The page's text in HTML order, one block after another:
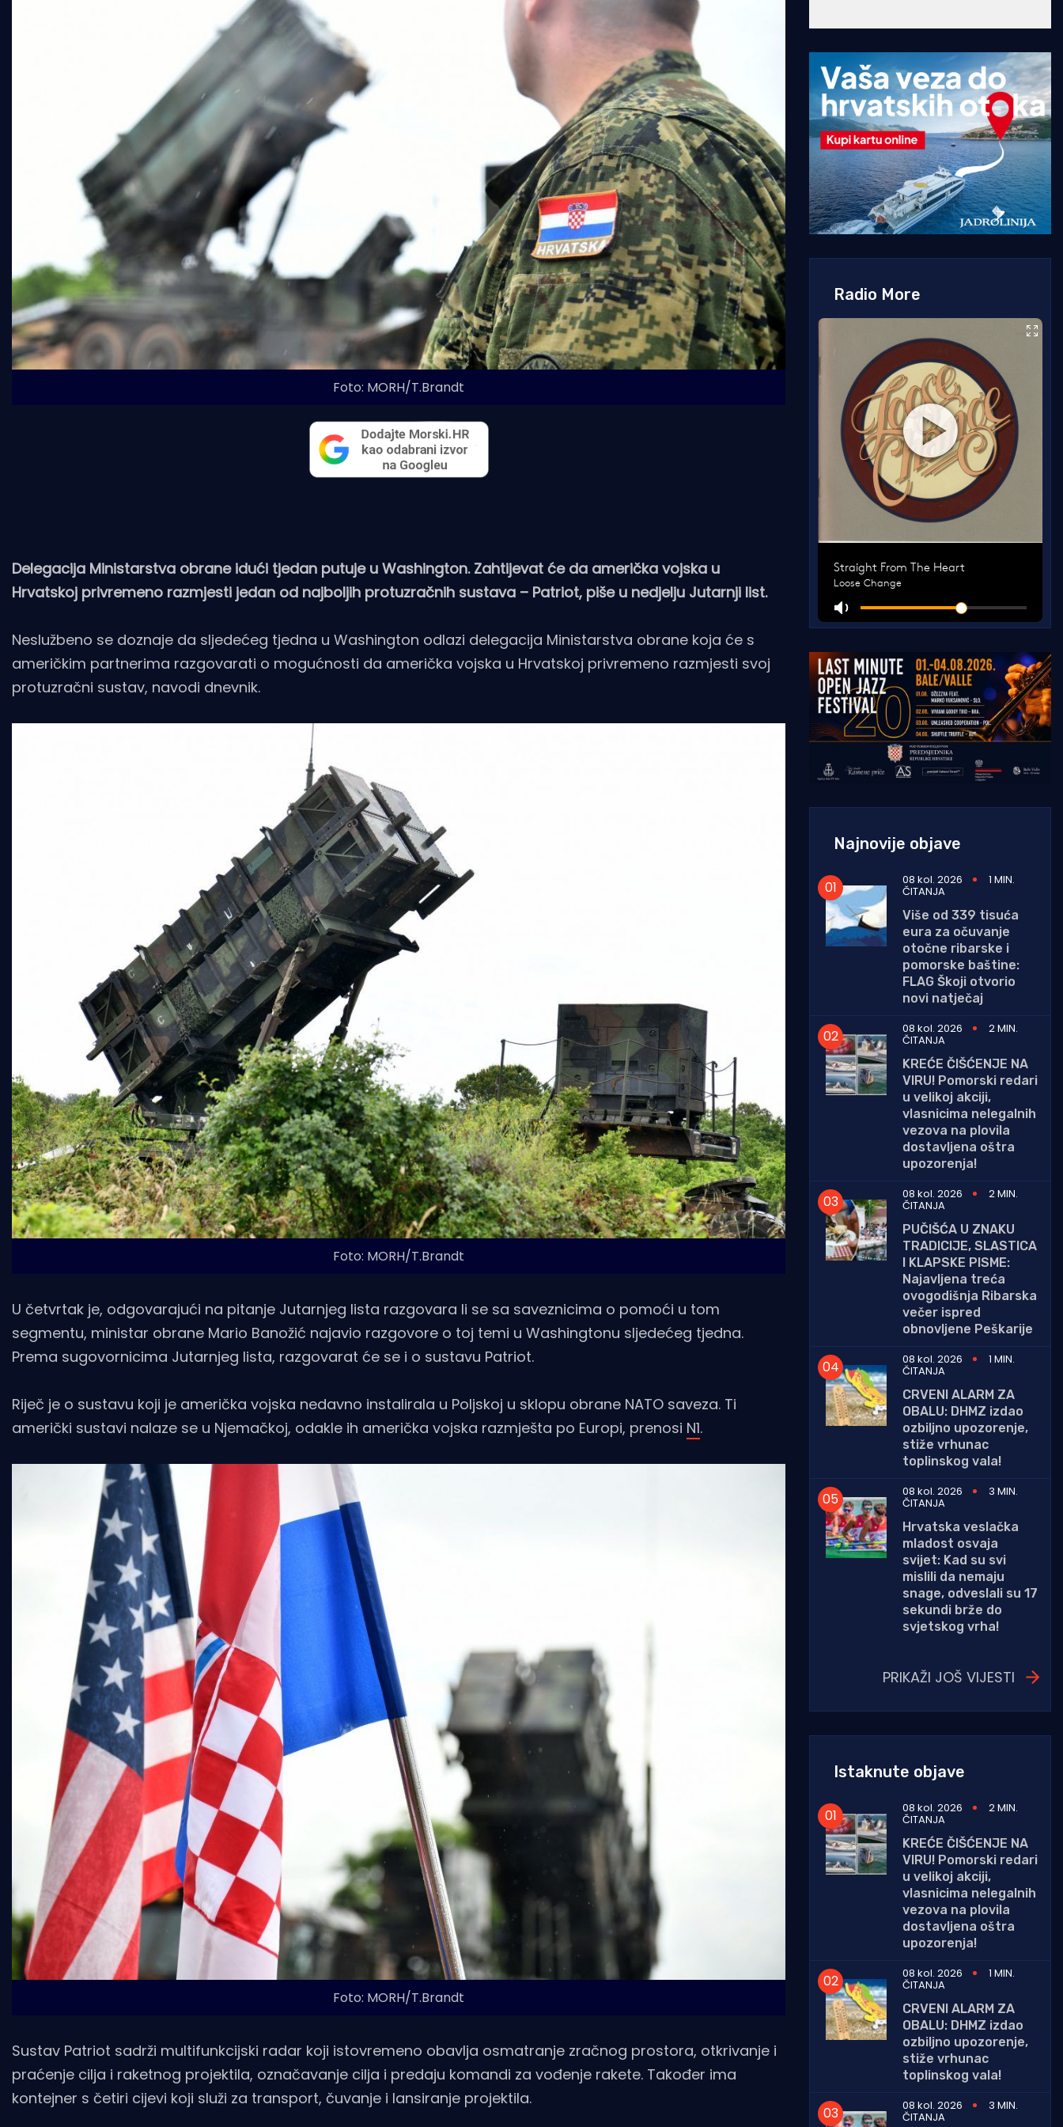
Foto: MORH/T.Brandt
Delegacija Ministarstva obrane idući tjedan putuje u Washington. Zahtijevat će da američka vojska u
Hrvatskoj privremeno razmjesti jedan od najboljih protuzračnih sustava – Patriot, piše u nedjelju Jutarnji list.
Neslužbeno se doznaje da sljedećeg tjedna u Washington odlazi delegacija Ministarstva obrane koja će s
američkim partnerima razgovarati o mogućnosti da američka vojska u Hrvatskoj privremeno razmjesti svoj
protuzračni sustav, navodi dnevnik.
Foto: MORH/T.Brandt
U četvrtak je, odgovarajući na pitanje Jutarnjeg lista razgovara li se sa saveznicima o pomoći u tom
segmentu, ministar obrane Mario Banožić najavio razgovore o toj temi u Washingtonu sljedećeg tjedna.
Prema sugovornicima Jutarnjeg lista, razgovarat će se i o sustavu Patriot.
Riječ je o sustavu koji je američka vojska nedavno instalirala u Poljskoj u sklopu obrane NATO saveza. Ti
američki sustavi nalaze se u Njemačkoj, odakle ih američka vojska razmješta po Europi, prenosi N1.
Foto: MORH/T.Brandt
Sustav Patriot sadrži multifunkcijski radar koji istovremeno obavlja osmatranje zračnog prostora, otkrivanje i
praćenje cilja i raketnog projektila, označavanje cilja i predaju komandi za vođenje rakete. Također ima
kontejner s četiri cijevi koji služi za transport, čuvanje i lansiranje projektila.
Radio More
Najnovije objave
08 kol. 2026 1 MIN.
ČITANJA
Više od 339 tisuća
eura za očuvanje
otočne ribarske i
pomorske baštine:
FLAG Škoji otvorio
novi natječaj
08 kol. 2026
2 MIN.
ČITANJA
KREĆE ČIŠĆENJE NA
VIRU! Pomorski redari
u velikoj akciji,
vlasnicima nelegalnih
vezova na plovila
dostavljena oštra
upozorenja!
08 kol. 2026
2 MIN.
ČITANJA
PUČIŠĆA U ZNAKU
TRADICIJE, SLASTICA
I KLAPSKE PISME:
Najavljena treća
ovogodišnja Ribarska
večer ispred
obnovljene Peškarije
08 kol. 2026
1 MIN.
ČITANJA
CRVENI ALARM ZA
OBALU: DHMZ izdao
ozbiljno upozorenje,
stiže vrhunac
toplinskog vala!
08 kol. 2026
3 MIN.
ČITANJA
Hrvatska veslačka
mladost osvaja
svijet: Kad su svi
mislili da nemaju
snage, odveslali su 17
sekundi brže do
svjetskog vrha!
PRIKAŽI JOŠ VIJESTI
Istaknute objave
08 kol. 2026 2 MIN.
ČITANJA
KREĆE ČIŠĆENJE NA
VIRU! Pomorski redari
u velikoj akciji,
vlasnicima nelegalnih
vezova na plovila
dostavljena oštra
upozorenja!
08 kol. 2026
1 MIN.
ČITANJA
CRVENI ALARM ZA
OBALU: DHMZ izdao
ozbiljno upozorenje,
stiže vrhunac
toplinskog vala!
08 kol. 2026
3 MIN.
ČITANJA